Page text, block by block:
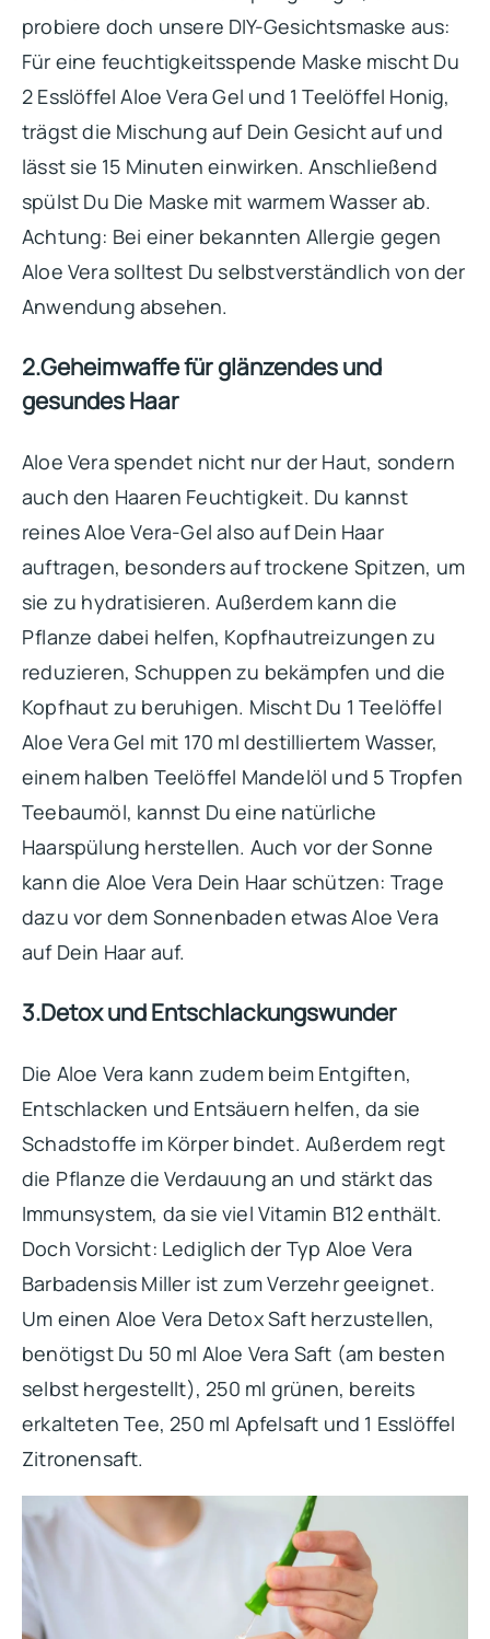
probiere doch unsere DIY-Gesichtsmaske aus:
Für eine feuchtigkeitsspende Maske mischt Du
2 Esslöffel Aloe Vera Gel und 1 Teelöffel Honig,
trägst die Mischung auf Dein Gesicht auf und
lässt sie 15 Minuten einwirken. Anschließend
spülst Du Die Maske mit warmem Wasser ab.
Achtung: Bei einer bekannten Allergie gegen
Aloe Vera solltest Du selbstverständlich von der
Anwendung absehen.
2.Geheimwaffe für glänzendes und
gesundes Haar
Aloe Vera spendet nicht nur der Haut, sondern
auch den Haaren Feuchtigkeit. Du kannst
reines Aloe Vera-Gel also auf Dein Haar
auftragen, besonders auf trockene Spitzen, um
sie zu hydratisieren. Außerdem kann die
Pflanze dabei helfen, Kopfhautreizungen zu
reduzieren, Schuppen zu bekämpfen und die
Kopfhaut zu beruhigen. Mischt Du 1 Teelöffel
Aloe Vera Gel mit 170 ml destilliertem Wasser,
einem halben Teelöffel Mandelöl und 5 Tropfen
Teebaumöl, kannst Du eine natürliche
Haarspülung herstellen. Auch vor der Sonne
kann die Aloe Vera Dein Haar schützen: Trage
dazu vor dem Sonnenbaden etwas Aloe Vera
auf Dein Haar auf.
3.Detox und Entschlackungswunder
Die Aloe Vera kann zudem beim Entgiften,
Entschlacken und Entsäuern helfen, da sie
Schadstoffe im Körper bindet. Außerdem regt
die Pflanze die Verdauung an und stärkt das
Immunsystem, da sie viel Vitamin B12 enthält.
Doch Vorsicht: Lediglich der Typ Aloe Vera
Barbadensis Miller ist zum Verzehr geeignet.
Um einen Aloe Vera Detox Saft herzustellen,
benötigst Du 50 ml Aloe Vera Saft (am besten
selbst hergestellt), 250 ml grünen, bereits
erkalteten Tee, 250 ml Apfelsaft und 1 Esslöffel
Zitronensaft.